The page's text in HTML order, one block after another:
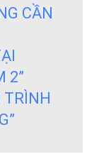
CẦN
2”
TRÌNH